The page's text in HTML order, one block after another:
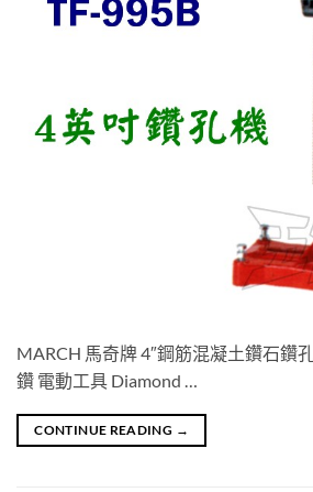
MARCH 馬奇牌 4″鋼筋混凝土鑽石鑽
鑽 電動工具 Diamond …
CONTINUE READING →